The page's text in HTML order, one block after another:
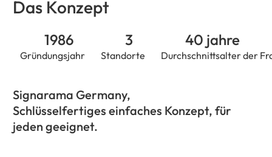
Das Konzept
Gründungsjahr
1986
Standorte
3
Durchschnittsalter der
40 jahre
Signarama Germany,
Schlüsselfertiges einfaches Konzept, für
jeden geeignet.